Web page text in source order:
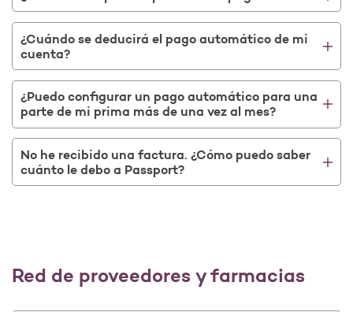
¿Cuándo se deducirá el pago automático de mi
cuenta?
¿Puedo configurar un pago automático para una
parte de mi prima más de una vez al mes?
No he recibido una factura. ¿Cómo puedo saber
cuánto le debo a Passport?
Red de proveedores y farmacias